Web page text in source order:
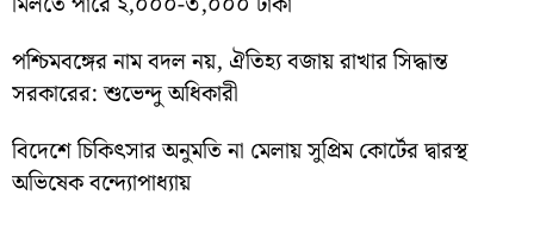
পশ্চিমবঙ্গের নাম বদল নয়, ঐতিহ্য বজায় রাখার সিদ্ধান্ত
সরকারের: শুভেন্দু অধিকারী
বিদেশে চিকিৎসার অনুমতি না মেলায় সুপ্রিম কোর্টের দ্বারস্থ
অভিষেক বন্দ্যোপাধ্যায়